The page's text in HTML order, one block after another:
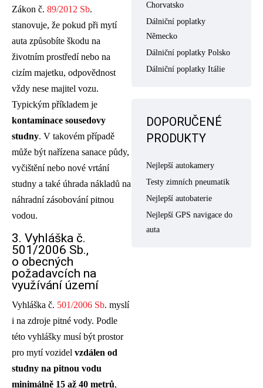
Zákon č. 89/201 2 Sb.
stanovuje, že pokud při mytí
auta způsobíte škodu na
životním prostředí nebo na
cizím majetku, odpovědnost
vždy nese majitel vozu.
Typickým příkladem je
kontaminace sousedovy
studny. V takovém případě
může být nařízena sanace půdy,
vyčištění nebo nové vrtání
studny a také úhrada nákladů na
náhradní zásobování pitnou
vodou.
3. Vyhláška č.
501/2006 Sb.,
o obecných
požadavcích na
využívání území
Vyhláška č. 501/2006 Sb. myslí
i na zdroje pitné vody. Podle
této vyhlášky musí být prostor
pro mytí vozidel vzdálen od
studny na pitnou vodu
minimálně 15 až 40 metrů,
Chorvatsko
Dálniční poplatky
Německo
Dálniční poplatky Polsko
Dálniční poplatky Itálie
DOPORUČENÉ
PRODUKTY
Nejlepší autokamery
Testy zimních pneumatik
Nejlepší autobaterie
Nejlepší GPS navigace do
auta